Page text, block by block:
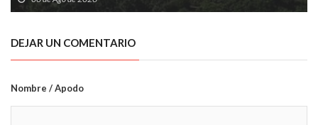
DEJAR UN COMENTARIO
Nombre / Apodo